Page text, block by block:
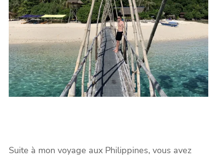
Suite à mon voyage aux Philippines, vous avez